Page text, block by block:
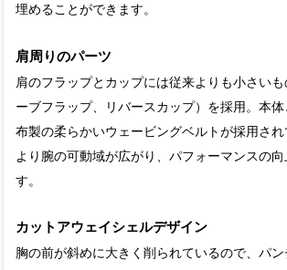
埋めることができます。
肩周りのパーツ
肩のフラップとカップには従来よりも小さい
ーブフラップ、リバースカップ）を採用。本
布製の柔らかいウェービングベルトが採用さ
より腕の可動域が広がり、パフォーマンスの向
す。
カットアウェイシェルデザイン
胸の前が斜めに大きく削られているので、パ